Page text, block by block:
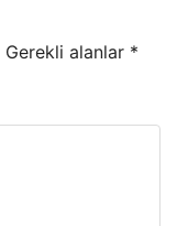
Gerekli alanlar *